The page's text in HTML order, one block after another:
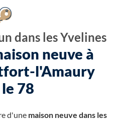
dans les Yvelines
neuve à
l'Amaury
78
d'une maison neuve dans les